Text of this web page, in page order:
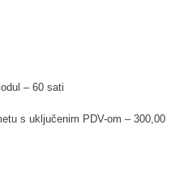
– 60 sati
s uključenim PDV-om – 300,00